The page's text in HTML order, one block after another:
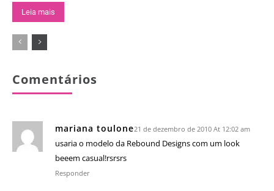
Leia mais
Comentários
mariana toulone21 de dezembro de 2010 At 12:02 am
usaria o modelo da Rebound Designs com um look
beeem casual!rsrsrs
Responder